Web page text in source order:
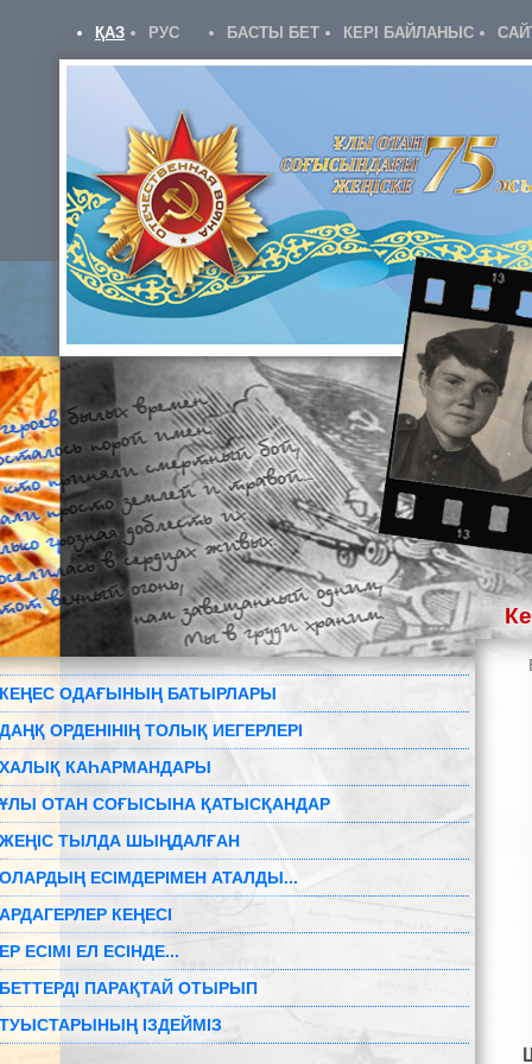
ҚАЗ РУС БАСТЫ БЕТ КЕРІ БАЙЛАНЫС
КЕҢЕС ОДАҒЫНЫҢ БАТЫРЛАРЫ
ДАҢҚ ОРДЕНІНІҢ ТОЛЫҚ ИЕГЕРЛЕРІ
ХАЛЫҚ КАҺАРМАНДАРЫ
ҰЛЫ ОТАН СОҒЫСЫНА ҚАТЫСҚАНДАР
ЖЕҢІС ТЫЛДА ШЫҢДАЛҒАН
ОЛАРДЫҢ ЕСІМДЕРІМЕН АТАЛДЫ...
АРДАГЕРЛЕР КЕҢЕСІ
ЕР ЕСІМІ ЕЛ ЕСІНДЕ...
БЕТТЕРДІ ПАРАҚТАЙ ОТЫРЫП
ТУЫСТАРЫНЫҢ ІЗДЕЙМІЗ